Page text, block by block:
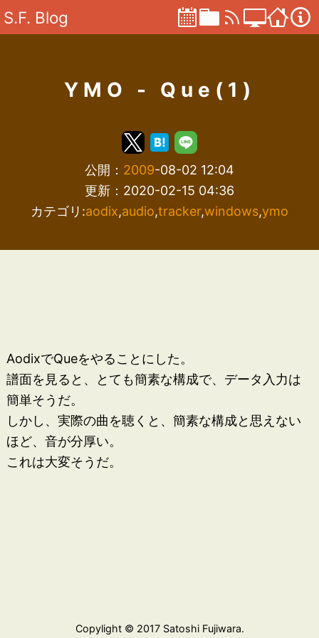
S.F. Blog
YMO - Que(1)
公開： 2009-08-02 12:04
更新：2020-02-15 04:36
カテゴリ:aodix,audio,tracker,windows,ymo
AodixでQueをやることにした。
譜面を見ると、とても簡素な構成で、データ入力は
簡単そうだ。
しかし、実際の曲を聴くと、簡素な構成と思えない
ほど、音が分厚い。
これは大変そうだ。
Copylight © 2017 Satoshi Fujiwara.